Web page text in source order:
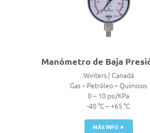
Manómetro de Baja
Winters | Canadá
Gas – Petróleo – Químicos
0 – 10 psi/KPa
-40 °C – +65 °C
MÁS INFO